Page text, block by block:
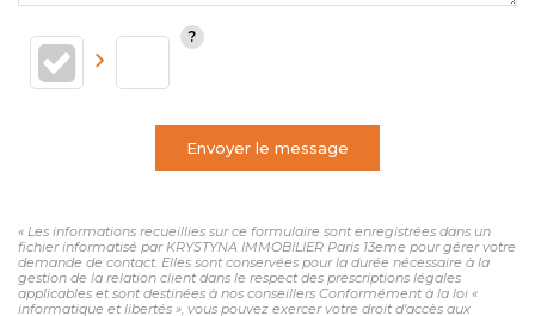
Envoyer le message
« Les informations recueillies sur ce formulaire sont enregistrées dans un
fichier informatisé par KRYSTYNA IMMOBILIER Paris 13eme pour gérer votre
demande de contact. Elles sont conservées pour la durée nécessaire à la
gestion de la relation client dans le respect des prescriptions légales
applicables et sont destinées à nos conseillers Conformément à la loi «
informatique et libertés », vous pouvez exercer votre droit d'accès aux